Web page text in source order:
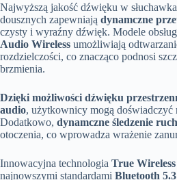
Najwyższą jakość dźwięku w
dousznych zapewniają dynamczne
czysty i wyraźny dźwięk. Modele
Audio Wireless umożliwiają
rozdzielczości, co znacząco podnosi
brzmienia.
Dzięki możliwości dźwięku
audio, użytkownicy mogą doświadczyć
Dodatkowo, dynamczne śledzenie
otoczenia, co wprowadza wrażenie
Innowacyjna technologia True
najnowszymi standardami Bluetooth 5.3